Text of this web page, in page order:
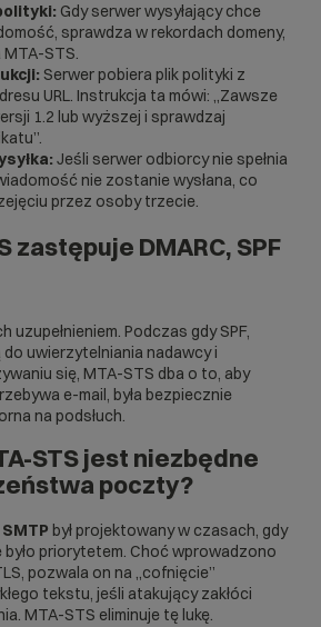
Gdy serwer wysyłający chce
sprawdza w rekordach domeny,
STS.
Serwer pobiera plik polityki z
URL. Instrukcja ta mówi: „Zawsze
1.2 lub wyższej i sprawdzaj
Jeśli serwer odbiorcy nie spełnia
nie zostanie wysłana, co
przez osoby trzecie.
zastępuje DMARC, SPF
uzupełnieniem. Podczas gdy SPF,
do uwierzytelniania nadawcy i
się, MTA-STS dba o to, aby
e-mail, była bezpiecznie
na podsłuch.
STS jest niezbędne
poczty?
SMTP był projektowany w czasach, gdy
priorytetem. Choć wprowadzono
pozwala on na „cofnięcie”
tekstu, jeśli atakujący zakłóci
MTA-STS eliminuje tę lukę.